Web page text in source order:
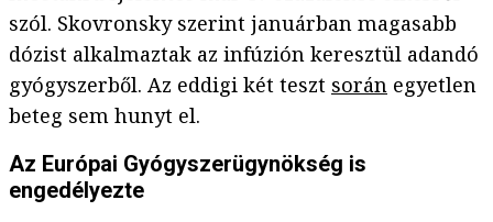
szól. Skovronsky szerint januárban magasabb
dózist alkalmaztak az infúzión keresztül adandó
gyógyszerből. Az eddigi két teszt során egyetlen
beteg sem hunyt el.
Az Európai Gyógyszerügynökség is
engedélyezte